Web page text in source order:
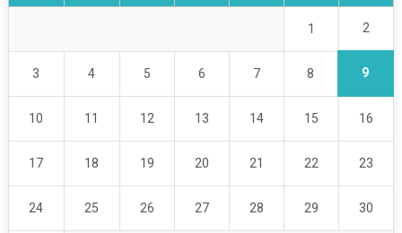
1 2
3 4 5 6 7 8 9
10 11 12 13 14 15 16
17 18 19 20 21 22 23
24 25 26 27 28 29 30